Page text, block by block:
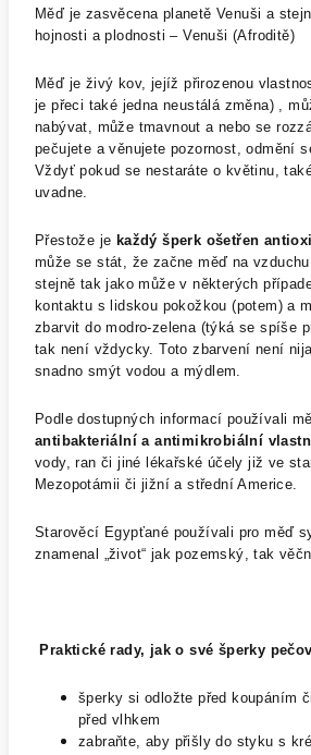
Měď je zasvěcena planetě Venuši a
hojnosti a plodnosti – Venuši (Afroditě)
Měď je živý kov, jejíž přirozenou
je přeci také jedna neustálá změna) ,
nabývat, může tmavnout a nebo se
pečujete a věnujete pozornost, odmění
Vždyť pokud se nestaráte o květinu,
uvadne.
Přestože je každý šperk ošetřen
může se stát, že začne měď na
stejně tak jako může v některých
kontaktu s lidskou pokožkou (potem) a
zbarvit do modro-zelena (týká se spíše
tak není vždycky. Toto zbarvení není
snadno smýt vodou a mýdlem.
Podle dostupných informací používali
antibakteriální a antimikrobiální
vody, ran či jiné lékařské účely již ve
Mezopotámii či jižní a střední Americe.
Starověcí Egypťané používali pro měď
znamenal „život“ jak pozemský, tak
Praktické rady, jak o své šperky
šperky si odložte před koupáním
před vlhkem
zabraňte, aby přišly do styku s